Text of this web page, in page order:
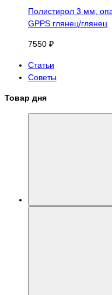
Полистирол 3 мм,
GPPS глянец/глянец
7550 ₽
Статьи
Советы
Товар дня